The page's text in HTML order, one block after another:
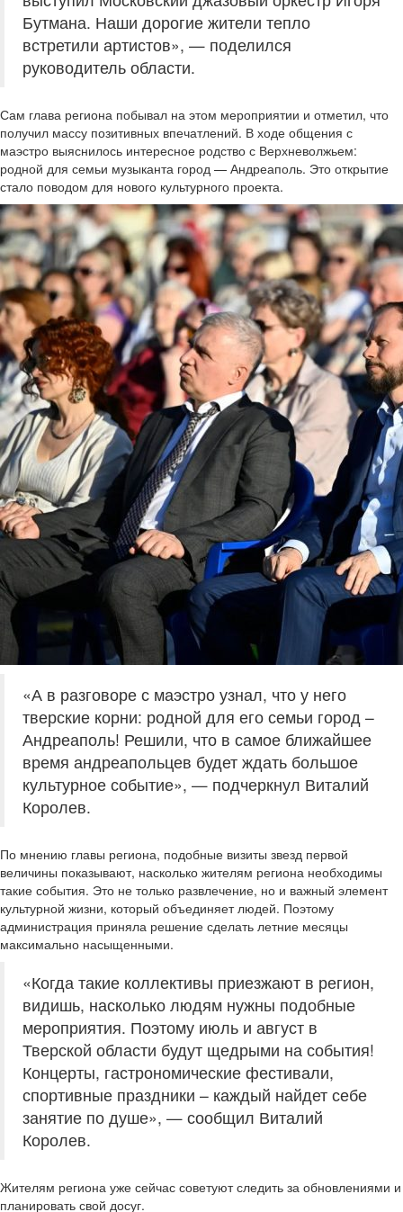
Бутмана. Наши дорогие жители тепло
встретили артистов», — поделился
руководитель области.
Сам глава региона побывал на этом мероприятии и отметил, что
получил массу позитивных впечатлений. В ходе общения с
маэстро выяснилось интересное родство с Верхневолжьем:
родной для семьи музыканта город — Андреаполь. Это открытие
стало поводом для нового культурного проекта.
«А в разговоре с маэстро узнал, что у него
тверские корни: родной для его семьи город –
Андреаполь! Решили, что в самое ближайшее
время андреапольцев будет ждать большое
культурное событие», — подчеркнул Виталий
Королев.
По мнению главы региона, подобные визиты звезд первой
величины показывают, насколько жителям региона необходимы
такие события. Это не только развлечение, но и важный элемент
культурной жизни, который объединяет людей. Поэтому
администрация приняла решение сделать летние месяцы
максимально насыщенными.
«Когда такие коллективы приезжают в регион,
видишь, насколько людям нужны подобные
мероприятия. Поэтому июль и август в
Тверской области будут щедрыми на события!
Концерты, гастрономические фестивали,
спортивные праздники – каждый найдет себе
занятие по душе», — сообщил Виталий
Королев.
Жителям региона уже сейчас советуют следить за обновлениями и
планировать свой досуг.